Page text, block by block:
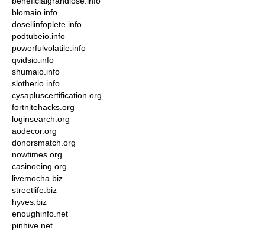
blomaio.info
dosellinfoplete.info
podtubeio.info
powerfulvolatile.info
qvidsio.info
shumaio.info
slotherio.info
cysapluscertification.org
fortnitehacks.org
loginsearch.org
aodecor.org
donorsmatch.org
nowtimes.org
casinoeing.org
livemocha.biz
streetlife.biz
hyves.biz
enoughinfo.net
pinhive.net